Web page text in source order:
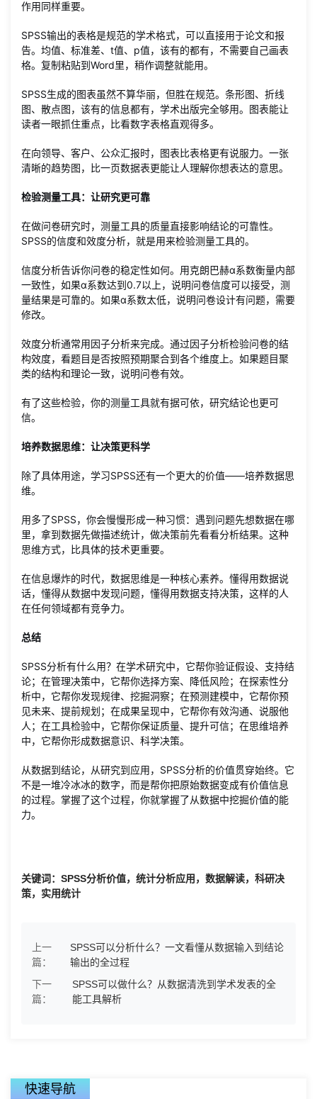
作用同样重要。
SPSS输出的表格是规范的学术格式，可以直接用于论文和报
告。均值、标准差、t值、p值，该有的都有，不需要自己画表
格。复制粘贴到Word里，稍作调整就能用。
SPSS生成的图表虽然不算华丽，但胜在规范。条形图、折线
图、散点图，该有的信息都有，学术出版完全够用。图表能让
读者一眼抓住重点，比看数字表格直观得多。
在向领导、客户、公众汇报时，图表比表格更有说服力。一张
清晰的趋势图，比一页数据表更能让人理解你想表达的意思。
检验测量工具：让研究更可靠
在做问卷研究时，测量工具的质量直接影响结论的可靠性。
SPSS的信度和效度分析，就是用来检验测量工具的。
信度分析告诉你问卷的稳定性如何。用克朗巴赫α系数衡量内部
一致性，如果α系数达到0.7以上，说明问卷信度可以接受，测
量结果是可靠的。如果α系数太低，说明问卷设计有问题，需要
修改。
效度分析通常用因子分析来完成。通过因子分析检验问卷的结
构效度，看题目是否按照预期聚合到各个维度上。如果题目聚
类的结构和理论一致，说明问卷有效。
有了这些检验，你的测量工具就有据可依，研究结论也更可
信。
培养数据思维：让决策更科学
除了具体用途，学习SPSS还有一个更大的价值——培养数据思
维。
用多了SPSS，你会慢慢形成一种习惯：遇到问题先想数据在哪
里，拿到数据先做描述统计，做决策前先看看分析结果。这种
思维方式，比具体的技术更重要。
在信息爆炸的时代，数据思维是一种核心素养。懂得用数据说
话，懂得从数据中发现问题，懂得用数据支持决策，这样的人
在任何领域都有竞争力。
总结
SPSS分析有什么用？在学术研究中，它帮你验证假设、支持结
论；在管理决策中，它帮你选择方案、降低风险；在探索性分
析中，它帮你发现规律、挖掘洞察；在预测建模中，它帮你预
见未来、提前规划；在成果呈现中，它帮你有效沟通、说服他
人；在工具检验中，它帮你保证质量、提升可信；在思维培养
中，它帮你形成数据意识、科学决策。
从数据到结论，从研究到应用，SPSS分析的价值贯穿始终。它
不是一堆冷冰冰的数字，而是帮你把原始数据变成有价值信息
的过程。掌握了这个过程，你就掌握了从数据中挖掘价值的能
力。
关键词：SPSS分析价值，统计分析应用，数据解读，科研决
策，实用统计
上一
篇：
SPSS可以分析什么？一文看懂从数据输入到结论
输出的全过程
下一
篇：
SPSS可以做什么？从数据清洗到学术发表的全
能工具解析
快速导航